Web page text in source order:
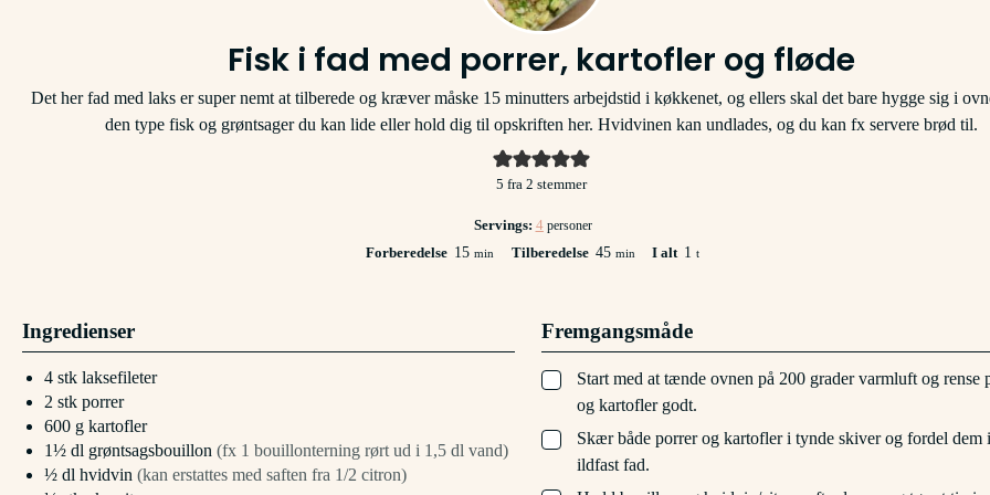
Fisk i fad med porrer, kartofler og fløde
Det her fad med laks er super nemt at tilberede og kræver måske 15 minutters arbejdstid i køkkenet, og ellers skal det bare hygge sig i
den type fisk og grøntsager du kan lide eller hold dig til opskriften her. Hvidvinen kan undlades, og du kan fx servere brød til.
5 fra 2 stemmer
Servings: 4 personer
Forberedelse 15minutter
min Tilberedelse 45minutter
min I alt 1 time
t
Ingredienser
4 stk laksefileter
2 stk porrer
600 g kartofler
1½ dl grøntsagsbouillon (fx 1 bouillonterning rørt ud i 1,5 dl vand)
½ dl hvidvin (kan erstattes med saften fra 1/2 citron)
Fremgangsmåde
▢
Start med at tænde ovnen på 200 grader varmluft og rense
og kartofler godt.
▢
Skær både porrer og kartofler i tynde skiver og fordel dem
ildfast fad.